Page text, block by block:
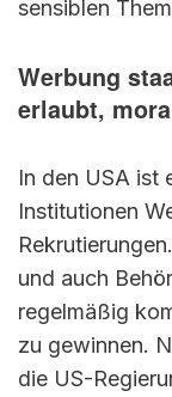
sensiblen
Werbung
erlaubt,
In den USA ist
Institutionen
und auch
regelmäßig
zu gewinnen.
die US-